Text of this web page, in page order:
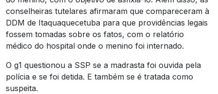
conselheiras tutelares afirmaram que compareceram à
DDM de Itaquaquecetuba para que providências legais
fossem tomadas sobre os fatos, com o relatório
médico do hospital onde o menino foi internado.
O g1 questionou a SSP se a madrasta foi ouvida pela
polícia e se foi detida. E também se é tratada como
suspeita.